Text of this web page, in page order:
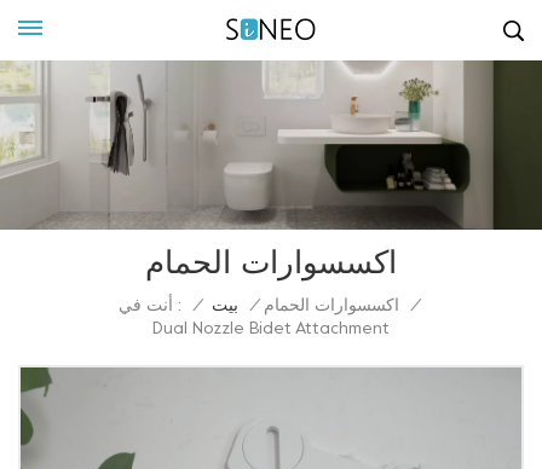
اكسسوارات الحمام
أنت في : / بيت / اكسسوارات الحمام
/
Dual Nozzle Bidet Attachment